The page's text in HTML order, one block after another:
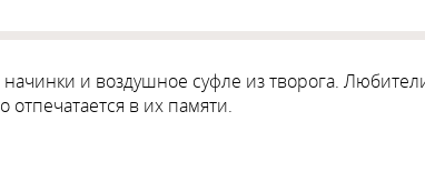
и воздушное суфле из творога. Любители
в их памяти.